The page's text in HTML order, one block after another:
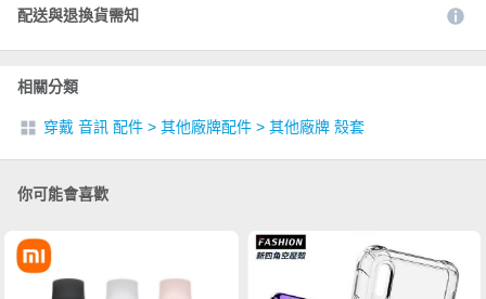
配送與退換貨需知
相關分類
穿戴 音訊 配件 > 其他廠牌配件 > 其他廠牌 殼套
你可能會喜歡